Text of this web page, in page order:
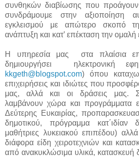
συνθηκών διαβίωσης που προάγουν
συνδράμουμε στην αξιοποίηση
εγκλεισμού με απώτερο σκοπό
ανάπτυξη και κατ’ επέκταση την ομαλή
Η υπηρεσία μας στα πλαίσια
δημιουργήσει ηλεκτρονική
kkgeth@blogspot.com) όπου
επιχειρήσεις και ιδιώτες που
μας, αλλά και οι δράσεις μας.
λαμβάνουν χώρα και προγράμματα
Δεύτερης Ευκαιρίας,
δημοτικού, πρόγραμμα κατ΄ιδίαν
μαθήτριες λυκειακού επιπέδου)
διάφορα είδη χειροτεχνιών και
από ανακυκλώσιμα υλικά, κατασκευή